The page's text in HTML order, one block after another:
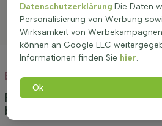
Blog
Persönliche Beratung,
besten Tipps!
Datenschutzerklärung.Die Daten
Personalisierung von Werbung
Wirksamkeit von
können an Google LLC
Informationen finden Sie hier.
Ok